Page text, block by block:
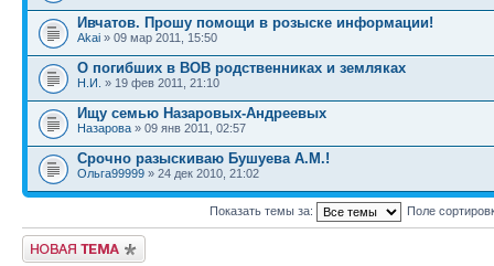
Ивчатов. Прошу помощи в розыске информации!
Akai » 09 мар 2011, 15:50
О погибших в ВОВ родственниках и земляках
Н.И. » 19 фев 2011, 21:10
Ищу семью Назаровых-Андреевых
Назарова » 09 янв 2011, 02:57
Срочно разыскиваю Бушуева А.М.!
Ольга99999 » 24 дек 2010, 21:02
Показать темы за: Поле
Новая тема